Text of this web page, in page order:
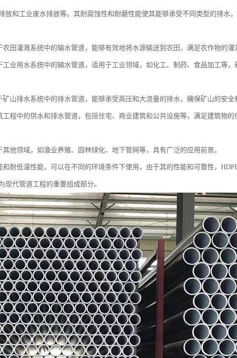
放和工业废水排放等。其耐腐蚀性和耐磨性能使其能够承受不同类型的排水
田灌溉系统中的输水管道，能够有效地将水源输送到农田，满足农作物的灌
业用水系统中的输水管道，适用于工业领域，如化工、制药、食品加工等，
山排水系统中的排水管道，能够承受高压和大流量的排水，确保矿山的安全
程中的供水和排水管道，包括住宅、商业建筑和公共设施等，满足建筑物的
他领域，如渔业养殖、园林绿化、地下管网等，具有广泛的应用前景。
耐低温性能，可以在不同的环境条件下使用，由于其的性能和可靠性，
代管道工程的重要组成部分。